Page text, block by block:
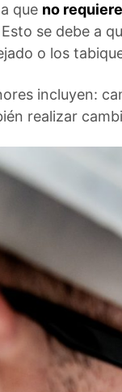
que no
se debe a
o los
incluyen:
realizar